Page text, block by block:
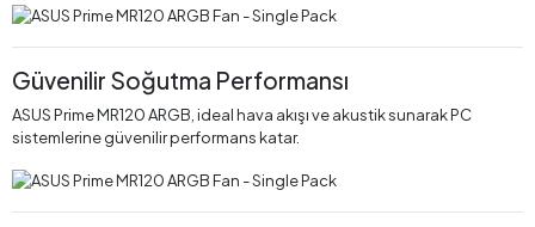
Güvenilir Soğutma Performansı
ASUS Prime MR120 ARGB, ideal hava akışı ve akustik sunarak PC
sistemlerine güvenilir performans katar.